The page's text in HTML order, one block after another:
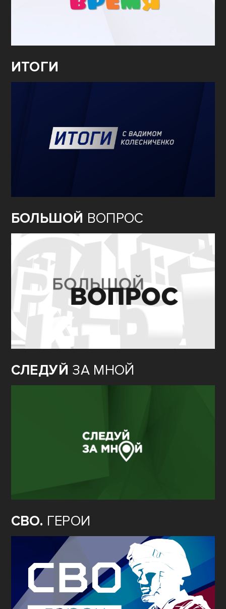
ИТОГИ
БОЛЬШОЙ ВОПРОС
СЛЕДУЙ ЗА МНОЙ
СВО. ГЕРОИ